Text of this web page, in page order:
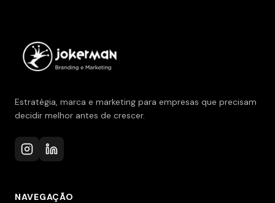
Estratégia, marca e marketing para empresas que precisam
decidir melhor antes de crescer.
NAVEGAÇÃO